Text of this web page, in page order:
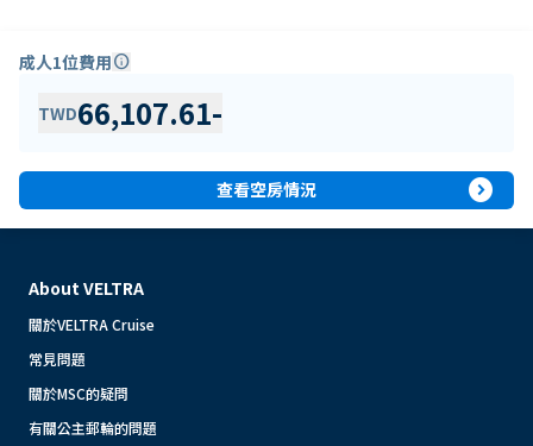
成人1位費用info
TWD66,107.61-
查看空房情況 expand_circle_right
About VELTRA
關於VELTRA Cruise
常見問題
關於MSC的疑問
有關公主郵輪的問題